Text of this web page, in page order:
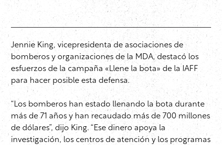
Jennie King, vicepresidenta de asociaciones de
bomberos y organizaciones de la MDA, destacó los
esfuerzos de la campaña «Llene la bota» de la IAFF
para hacer posible esta defensa.
“Los bomberos han estado llenando la bota durante
más de 71 años y han recaudado más de 700 millones
de dólares”, dijo King. “Ese dinero apoya la
investigación, los centros de atención y los programas